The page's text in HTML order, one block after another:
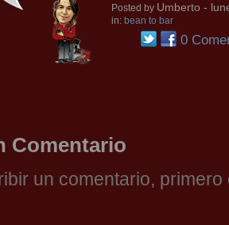
Posted by Umberto -
in: bean to bar
0
Comentario
un comentario,